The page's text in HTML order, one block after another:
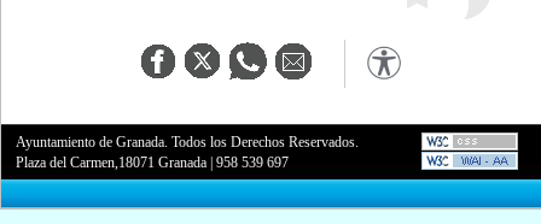
Ayuntamiento de Granada. Todos los Derechos Reservados.
Plaza del Carmen,18071 Granada |958 539 697